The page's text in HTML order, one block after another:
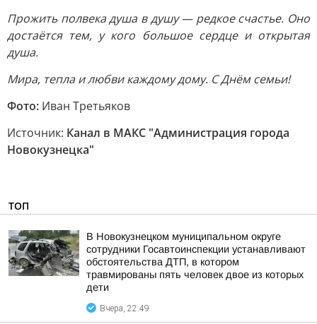
Прожить полвека душа в душу — редкое счастье. Оно
достаётся тем, у кого большое сердце и открытая
душа.
Мира, тепла и любви каждому дому. С Днём семьи!
Фото: Иван Третьяков
Источник: Канал в МАКС "Администрация города
Новокузнецка"
ТОП
В Новокузнецком муниципальном округе
сотрудники Госавтоинспекции устанавливают
обстоятельства ДТП, в котором
травмированы пять человек двое из которых
дети
Вчера, 22:49